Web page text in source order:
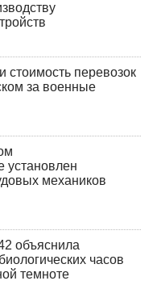
перевозок
за военные
механиков
объяснила
часов
темноте